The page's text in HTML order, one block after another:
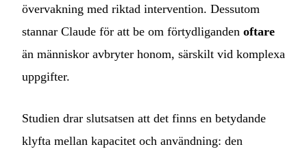
övervakning med riktad intervention. Dessutom
stannar Claude för att be om förtydliganden oftare
än människor avbryter honom, särskilt vid komplexa
uppgifter.
Studien drar slutsatsen att det finns en betydande
klyfta mellan kapacitet och användning: den